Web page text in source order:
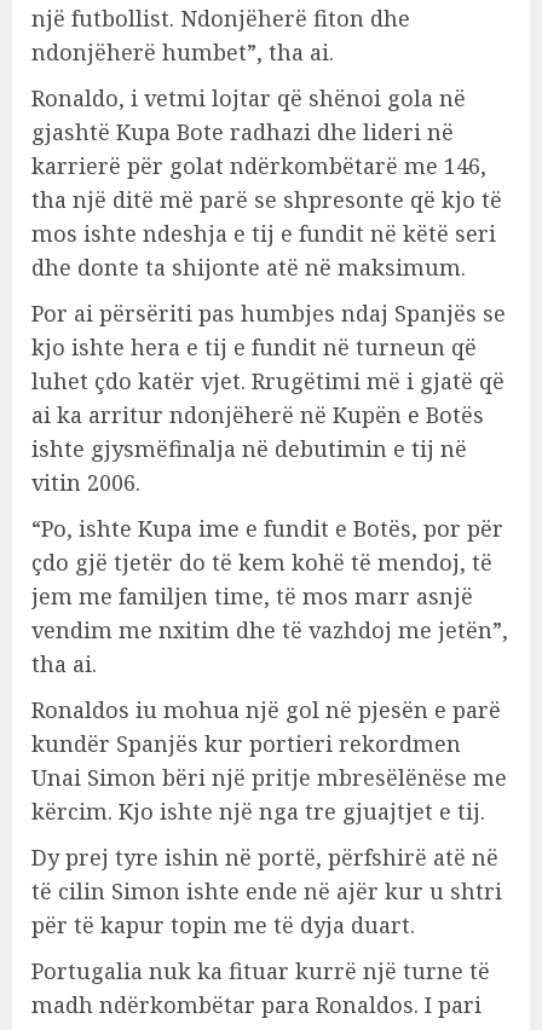
një futbollist. Ndonjëherë fiton dhe
ndonjëherë humbet”, tha ai.
Ronaldo, i vetmi lojtar që shënoi gola në
gjashtë Kupa Bote radhazi dhe lideri në
karrierë për golat ndërkombëtarë me 146,
tha një ditë më parë se shpresonte që kjo të
mos ishte ndeshja e tij e fundit në këtë seri
dhe donte ta shijonte atë në maksimum.
Por ai përsëriti pas humbjes ndaj Spanjës se
kjo ishte hera e tij e fundit në turneun që
luhet çdo katër vjet. Rrugëtimi më i gjatë që
ai ka arritur ndonjëherë në Kupën e Botës
ishte gjysmëfinalja në debutimin e tij në
vitin 2006.
“Po, ishte Kupa ime e fundit e Botës, por për
çdo gjë tjetër do të kem kohë të mendoj, të
jem me familjen time, të mos marr asnjë
vendim me nxitim dhe të vazhdoj me jetën”,
tha ai.
Ronaldos iu mohua një gol në pjesën e parë
kundër Spanjës kur portieri rekordmen
Unai Simon bëri një pritje mbresëlënëse me
kërcim. Kjo ishte një nga tre gjuajtjet e tij.
Dy prej tyre ishin në portë, përfshirë atë në
të cilin Simon ishte ende në ajër kur u shtri
për të kapur topin me të dyja duart.
Portugalia nuk ka fituar kurrë një turne të
madh ndërkombëtar para Ronaldos. I pari